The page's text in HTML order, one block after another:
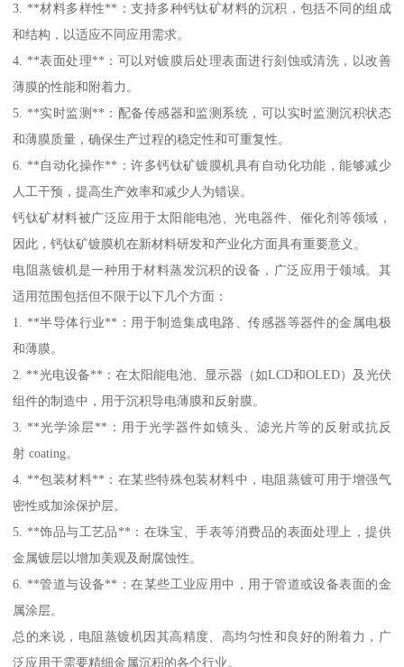
3. **材料多样性**：支持多种钙钛矿材料的沉积，包括不同的组成
和结构，以适应不同应用需求。
4. **表面处理**：可以对镀膜后处理表面进行刻蚀或清洗，以改善
薄膜的性能和附着力。
5. **实时监测**：配备传感器和监测系统，可以实时监测沉积状态
和薄膜质量，确保生产过程的稳定性和可重复性。
6. **自动化操作**：许多钙钛矿镀膜机具有自动化功能，能够减少
人工干预，提高生产效率和减少人为错误。
钙钛矿材料被广泛应用于太阳能电池、光电器件、催化剂等领域，
因此，钙钛矿镀膜机在新材料研发和产业化方面具有重要意义。
电阻蒸镀机是一种用于材料蒸发沉积的设备，广泛应用于领域。其
适用范围包括但不限于以下几个方面：
1. **半导体行业**：用于制造集成电路、传感器等器件的金属电极
和薄膜。
2. **光电设备**：在太阳能电池、显示器（如LCD和OLED）及光伏
组件的制造中，用于沉积导电薄膜和反射膜。
3. **光学涂层**：用于光学器件如镜头、滤光片等的反射或抗反
射 coating。
4. **包装材料**：在某些特殊包装材料中，电阻蒸镀可用于增强气
密性或加涂保护层。
5. **饰品与工艺品**：在珠宝、手表等消费品的表面处理上，提供
金属镀层以增加美观及耐腐蚀性。
6. **管道与设备**：在某些工业应用中，用于管道或设备表面的金
属涂层。
总的来说，电阻蒸镀机因其高精度、高均匀性和良好的附着力，广
泛应用于需要精细金属沉积的各个行业。